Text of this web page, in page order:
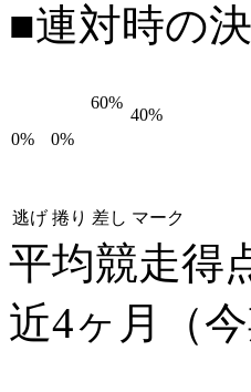
■連対時の
0% 0%
60%
40%
逃げ 捲り 差し マーク
平均競走
近4ヶ月（今